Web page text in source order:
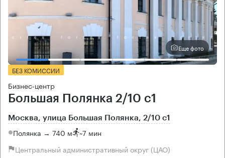
Еще фото
БЕЗ КОМИССИИ
Бизнес-центр
Большая Полянка 2/10 с1
Москва, улица Большая Полянка, 2/10 с1
Полянка → 740 м ~7 мин
Центральный административный округ (ЦАО)